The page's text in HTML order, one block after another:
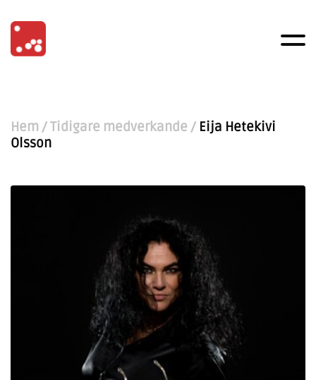
Hem /Tidigare medverkande / Eija Hetekivi
Olsson